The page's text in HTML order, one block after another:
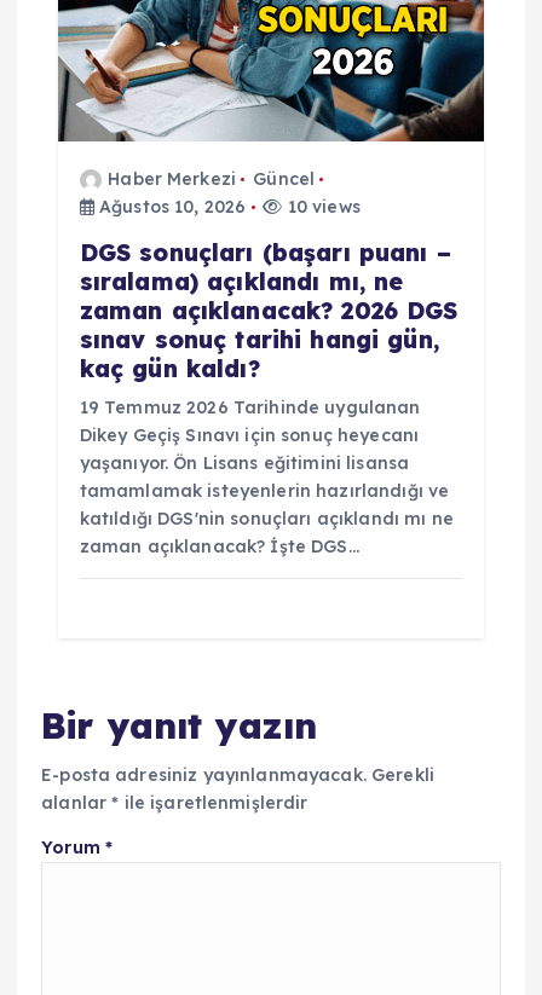
Haber Merkezi
Güncel
Ağustos 10, 2026
10 views
DGS sonuçları (başarı puanı –
sıralama) açıklandı mı, ne
zaman açıklanacak? 2026 DGS
sınav sonuç tarihi hangi gün,
kaç gün kaldı?
19 Temmuz 2026 Tarihinde uygulanan
Dikey Geçiş Sınavı için sonuç heyecanı
yaşanıyor. Ön Lisans eğitimini lisansa
tamamlamak isteyenlerin hazırlandığı ve
katıldığı DGS'nin sonuçları açıklandı mı ne
zaman açıklanacak? İşte DGS…
Bir yanıt yazın
E-posta adresiniz yayınlanmayacak. Gerekli
alanlar* ile işaretlenmişlerdir
Yorum *